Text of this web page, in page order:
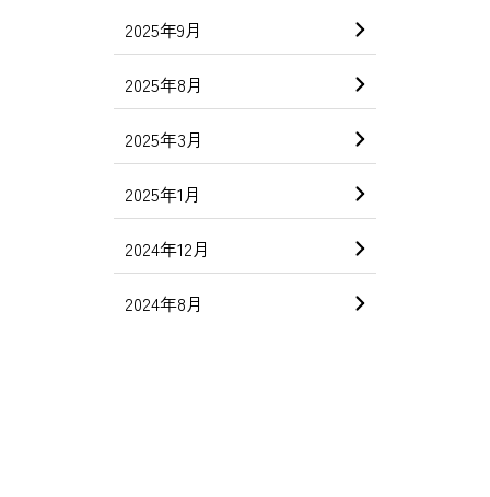
2025年9月
2025年8月
2025年3月
2025年1月
2024年12月
2024年8月